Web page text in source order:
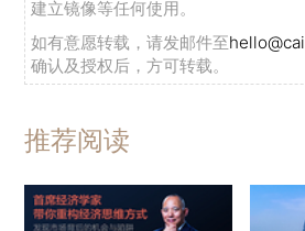
建立镜像等任何使用。
如有意愿转载，请发邮件至
确认及授权后，方可转载。
推荐阅读